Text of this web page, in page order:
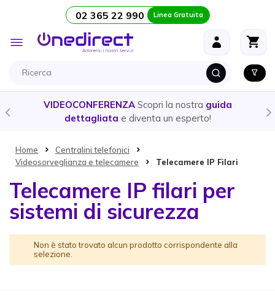
Salta al contenuto 02 365 22 990 Linea Gratuita
Toggle
Nav
VIDEOCONFERENZA Scopri la nostra guida
dettagliata e diventa un esperto!
Home
Centralini telefonici
Videosorveglianza e telecamere
Telecamere IP Filari
Telecamere IP filari per
sistemi di sicurezza
Non è stato trovato alcun prodotto corrispondente alla
selezione.